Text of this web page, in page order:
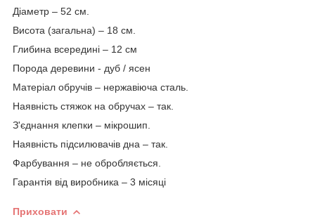
Діаметр – 52 см.
Висота (загальна) – 18 см.
Глибина всередині – 12 см
Порода деревини - дуб / ясен
Матеріал обручів – нержавіюча сталь.
Наявність стяжок на обручах – так.
З'єднання клепки – мікрошип.
Наявність підсилювачів дна – так.
Фарбування – не обробляється.
Гарантія від виробника – 3 місяці
Приховати